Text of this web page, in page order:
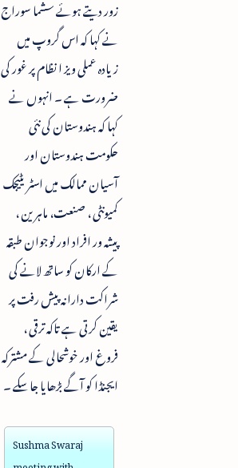
زور دیتے ہوئے سشما سوراج
نے کہا کہ اس گروپ میں
زیادہ عملی ویز ا نظام پر غور کی
ضرورت ہے ۔ انہوں نے
کہا کہ ہندوستان کی نئی
حکومت ہندوستان اور
آسیان ممالک میں اسٹریٹیجک
کمیونٹی ، صنعت، ماہرین ،
پیشہ ور افراد اور نوجوان طبقہ
کے ارکان کو ساتھ لانے کی
شراکت دارانہ پیش رفت پر
یقین کرتی ہے تاکہ ترقی ،
فروغ اور خوشحالی کے مشترکہ
ایجنڈا کو آگے بڑھایا جاسکے ۔
Sushma Swaraj